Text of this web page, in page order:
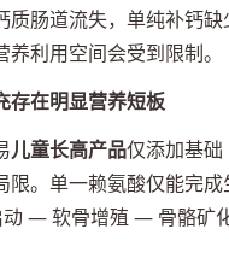
质肠道流失，单纯补钙
利用空间会受到限制。
存在明显营养短板
儿童长高产品仅添加基
限。单一赖氨酸仅能完
动 — 软骨增殖 — 骨骼矿